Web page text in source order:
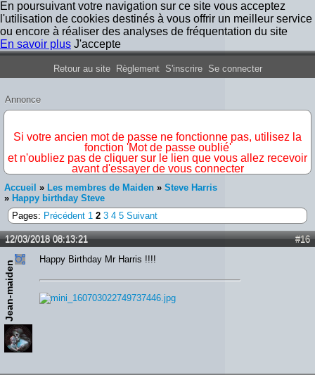
En poursuivant votre navigation sur ce site vous acceptez
l'utilisation de cookies destinés à vous offrir un meilleur service
ou encore à réaliser des analyses de fréquentation du site
En savoir plus J'accepte
Forum Iron Maiden France
Retour au site Règlement S'inscrire Se connecter
Annonce
Si votre ancien mot de passe ne fonctionne pas, utilisez la
fonction 'Mot de passe oublié'
et n'oubliez pas de cliquer sur le lien que vous allez recevoir
avant d'essayer de vous connecter
Accueil » Les membres de Maiden » Steve Harris
» Happy birthday Steve
Pages: Précédent 1 2 3 4 5 Suivant
#16
12/03/2018 08:13:21
Jean-maiden
Happy Birthday Mr Harris !!!!